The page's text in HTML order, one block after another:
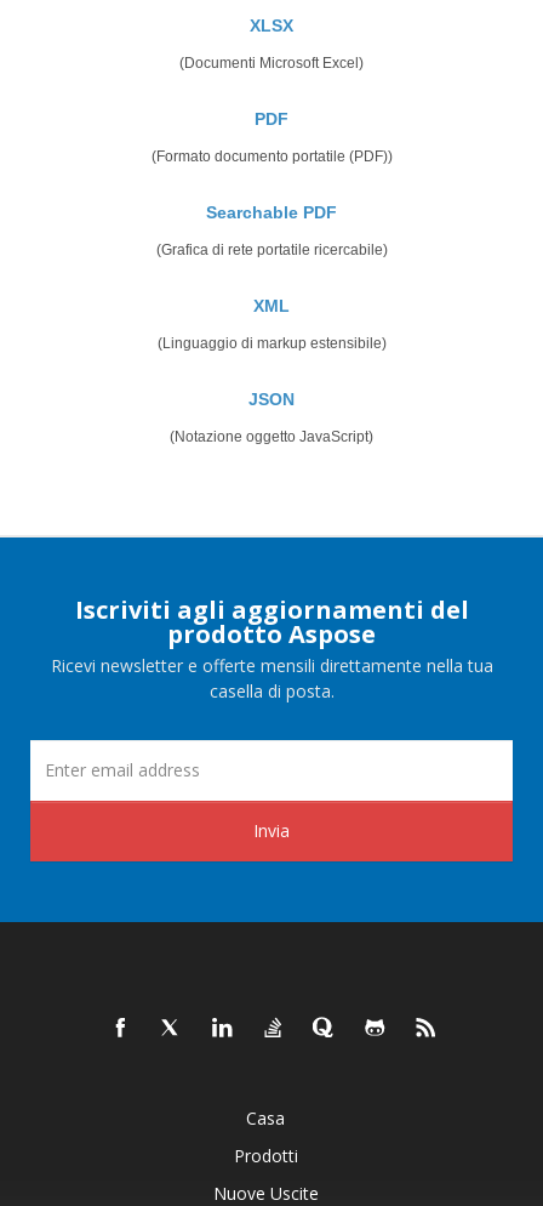
XLSX
(Documenti Microsoft Excel)
PDF
(Formato documento portatile (PDF))
Searchable PDF
(Grafica di rete portatile ricercabile)
XML
(Linguaggio di markup estensibile)
JSON
(Notazione oggetto JavaScript)
Iscriviti agli aggiornamenti del
prodotto Aspose
Ricevi newsletter e offerte mensili direttamente nella tua
casella di posta.
Invia
Casa
Prodotti
Nuove Uscite